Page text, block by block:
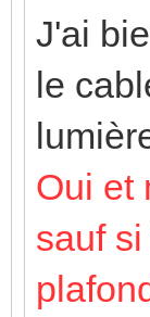
J'ai
le
Oui et
sauf